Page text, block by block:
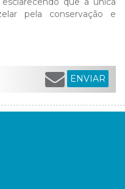
pela conservação e
ENVIAR